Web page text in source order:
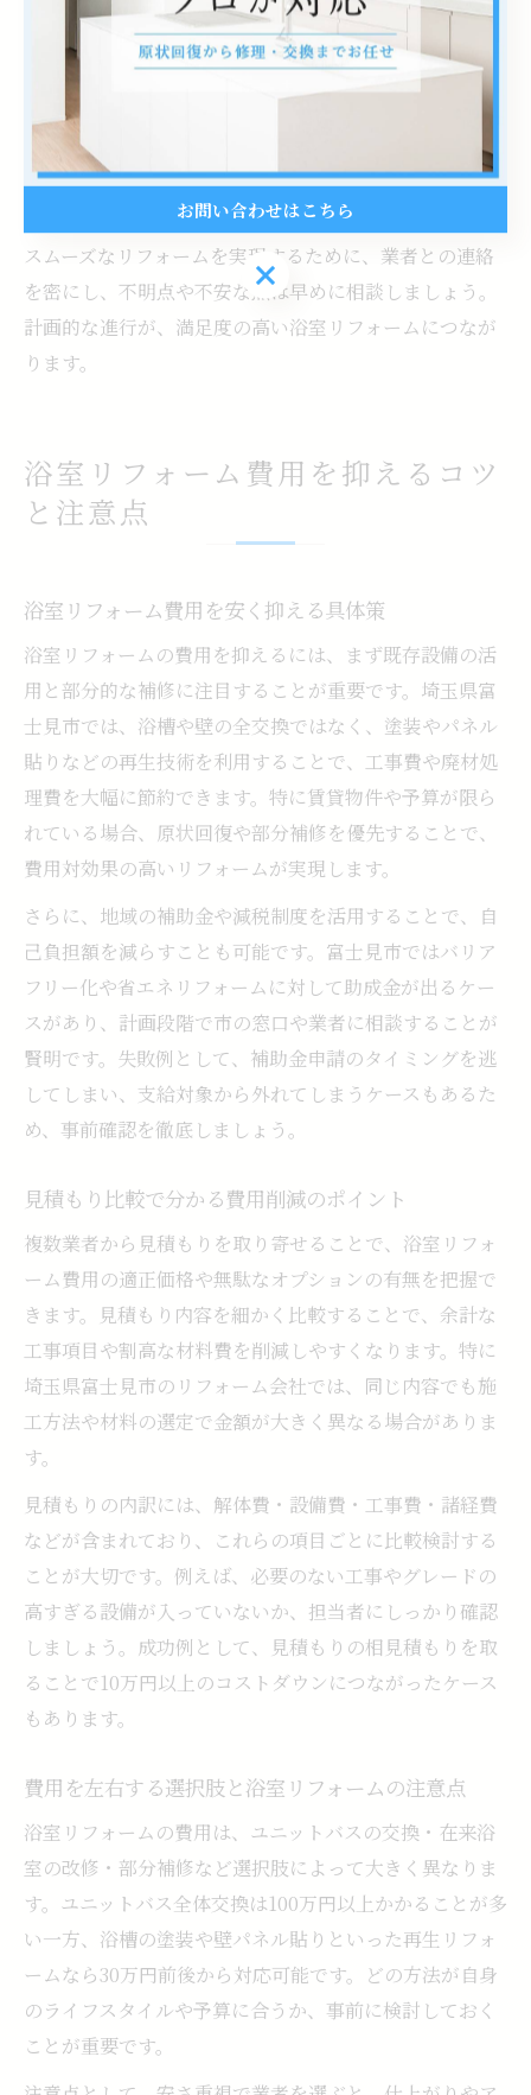
リフォーム計画を立てる際は、見積もり依頼から現地調
査、最終プラン決定、契約、着工までの流れを把握して
おくことが重要です。特に、繁忙期や連休前後は予約が
取りづらくなるため、余裕を持ったスケジューリングが
求められます。工事前後の片付けや仮設浴室の準備も検
討しておくと安心です。
スムーズなリフォームを実現するために、業者との連絡
を密にし、不明点や不安な点は早めに相談しましょう。
計画的な進行が、満足度の高い浴室リフォームにつなが
ります。
浴室リフォーム費用を抑えるコツ
と注意点
浴室リフォーム費用を安く抑える具体策
浴室リフォームの費用を抑えるには、まず既存設備の活
用と部分的な補修に注目することが重要です。埼玉県富
士見市では、浴槽や壁の全交換ではなく、塗装やパネル
貼りなどの再生技術を利用することで、工事費や廃材処
理費を大幅に節約できます。特に賃貸物件や予算が限ら
れている場合、原状回復や部分補修を優先することで、
費用対効果の高いリフォームが実現します。
さらに、地域の補助金や減税制度を活用することで、自
己負担額を減らすことも可能です。富士見市ではバリア
フリー化や省エネリフォームに対して助成金が出るケー
スがあり、計画段階で市の窓口や業者に相談することが
賢明です。失敗例として、補助金申請のタイミングを逃
してしまい、支給対象から外れてしまうケースもあるた
め、事前確認を徹底しましょう。
見積もり比較で分かる費用削減のポイント
複数業者から見積もりを取り寄せることで、浴室リフォ
ーム費用の適正価格や無駄なオプションの有無を把握で
きます。見積もり内容を細かく比較することで、余計な
工事項目や割高な材料費を削減しやすくなります。特に
埼玉県富士見市のリフォーム会社では、同じ内容でも施
工方法や材料の選定で金額が大きく異なる場合がありま
す。
見積もりの内訳には、解体費・設備費・工事費・諸経費
などが含まれており、これらの項目ごとに比較検討する
ことが大切です。例えば、必要のない工事やグレードの
高すぎる設備が入っていないか、担当者にしっかり確認
しましょう。成功例として、見積もりの相見積もりを取
ることで10万円以上のコストダウンにつながったケース
もあります。
費用を左右する選択肢と浴室リフォームの注意点
浴室リフォームの費用は、ユニットバスの交換・在来浴
室の改修・部分補修など選択肢によって大きく異なりま
す。ユニットバス全体交換は100万円以上かかることが多
い一方、浴槽の塗装や壁パネル貼りといった再生リフォ
ームなら30万円前後から対応可能です。どの方法が自身
のライフスタイルや予算に合うか、事前に検討しておく
ことが重要です。
お問い合わせはこちら
お問い合わせはこちら